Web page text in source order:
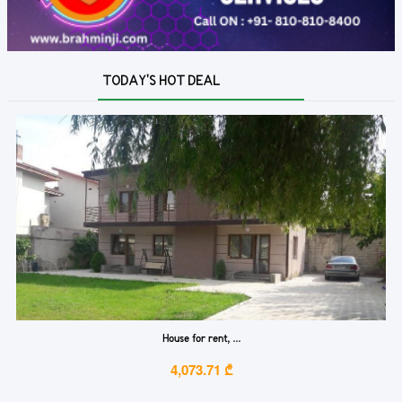
TODAY'S HOT DEAL
House for rent, ...
4,073.71 ₾